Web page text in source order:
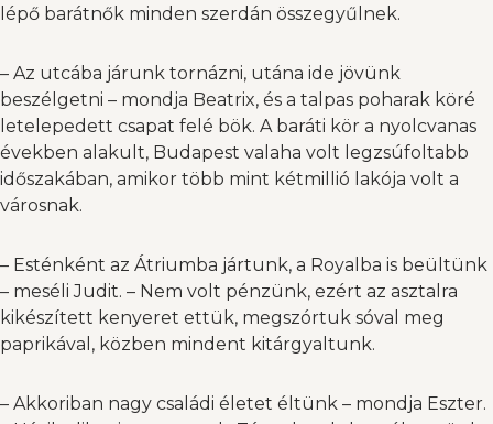
lépő barátnők minden szerdán összegyűlnek.
– Az utcába járunk tornázni, utána ide jövünk
beszélgetni – mondja Beatrix, és a talpas poharak köré
letelepedett csapat felé bök. A baráti kör a nyolcvanas
években alakult, Budapest valaha volt legzsúfoltabb
időszakában, amikor több mint kétmillió lakója volt a
városnak.
– Esténként az Átriumba jártunk, a Royalba is beültünk
– meséli Judit. – Nem volt pénzünk, ezért az asztalra
kikészített kenyeret ettük, megszórtuk sóval meg
paprikával, közben mindent kitárgyaltunk.
– Akkoriban nagy családi életet éltünk – mondja Eszter.